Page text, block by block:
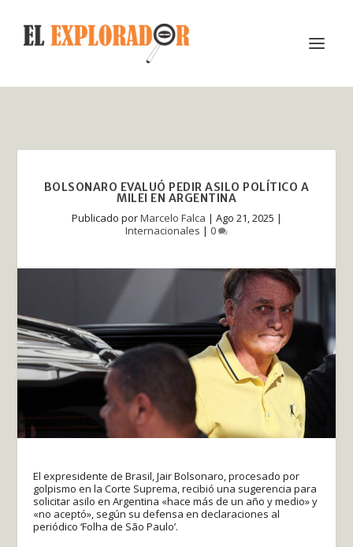
BOLSONARO EVALUÓ PEDIR ASILO POLÍTICO A
MILEI EN ARGENTINA
Publicado porMarcelo Falca | Ago 21, 2025 |
Internacionales | 0
El expresidente de Brasil, Jair Bolsonaro, procesado por
golpismo en la Corte Suprema, recibió una sugerencia para
solicitar asilo en Argentina «hace más de un año y medio» y
«no aceptó», según su defensa en declaraciones al
periódico ‘Folha de São Paulo’.